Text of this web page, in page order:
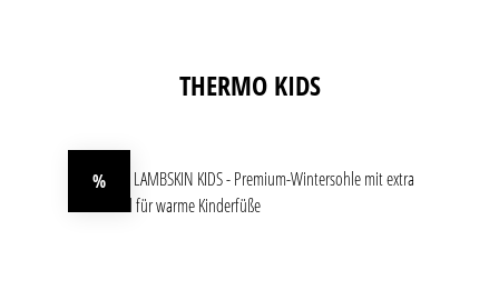
Produktgalerie überspringenTHERMO KIDS
Rabatt
%